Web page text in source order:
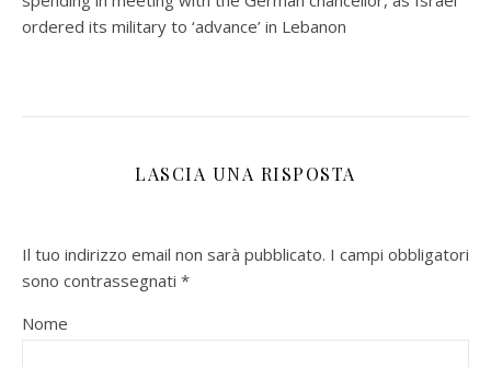
ordered its military to ‘advance’ in Lebanon
LASCIA UNA RISPOSTA
Il tuo indirizzo email non sarà pubblicato. I campi obbligatori
sono contrassegnati *
Nome